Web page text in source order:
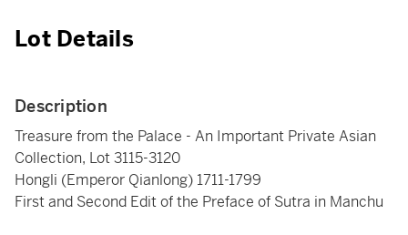
Lot Details
Description
Treasure from the Palace - An Important Private Asian
Collection, Lot 3115-3120
Hongli (Emperor Qianlong) 1711-1799
First and Second Edit of the Preface of Sutra in Manchu